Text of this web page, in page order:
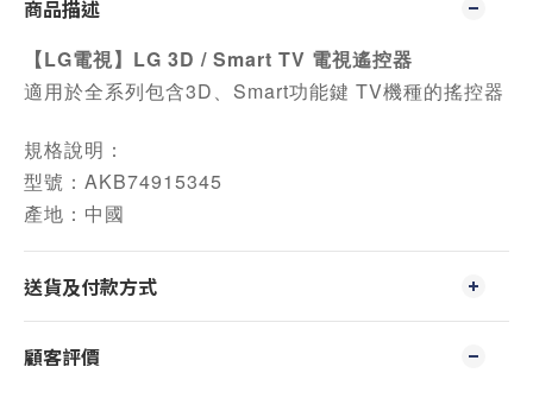
商品描述
【LG電視】LG 3D / Smart TV 電視遙控器
適用於全系列包含3D、Smart功能鍵 TV機種的搖控器
規格說明：
型號：AKB74915345
產地：中國
送貨及付款方式
顧客評價